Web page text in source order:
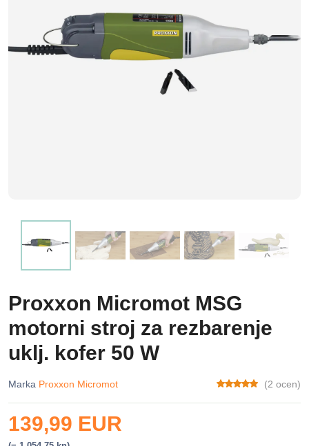
Proxxon Micromot MSG
motorni stroj za rezbarenje
uklj. kofer 50 W
Marka Proxxon Micromot (2 ocen)
139,99 EUR